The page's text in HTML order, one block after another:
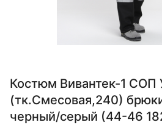
Костюм Вивантек-1 СОП
(тк.Смесовая,240)
черный/серый (44-46